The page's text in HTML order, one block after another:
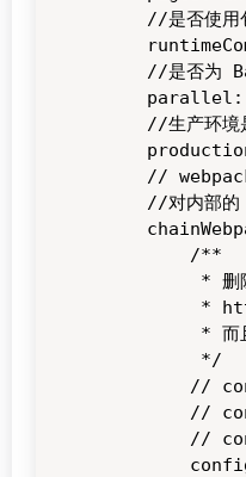
//是否使用
//是否为
//生产环境
//
//对内部
        /**
* 删
*
* 而
         */
//
//
//